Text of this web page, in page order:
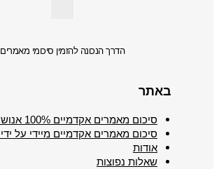
הדרך הנכונה להזמין סיכומי מאמרים
באתר
סיכום מאמרים אקדמיים 100% אנושי
סיכום מאמרים אקדמיים מיידי על ידי AI
אודות
שאלות נפוצות